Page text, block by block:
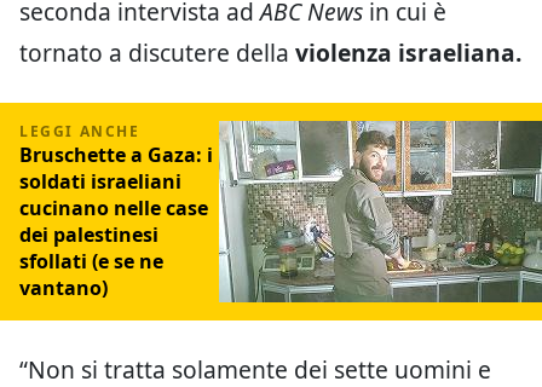
seconda intervista adABC News in cui è
tornato a discutere della violenza israeliana.
Bruschette a Gaza: i
soldati israeliani
cucinano nelle case
dei palestinesi
sfollati (e se ne
vantano)
“Non si tratta solamente dei sette uomini e